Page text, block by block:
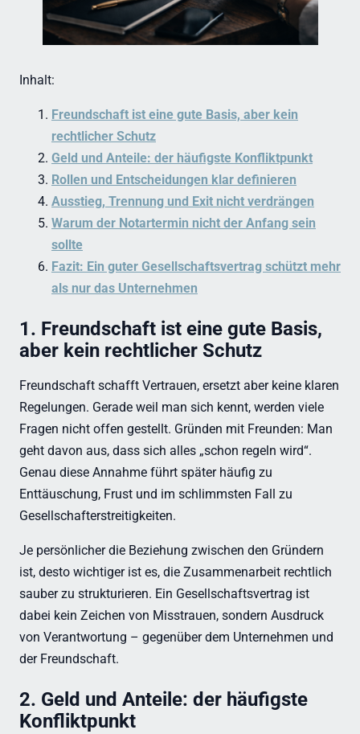
Inhalt:
Freundschaft ist eine gute Basis, aber kein
rechtlicher Schutz
Geld und Anteile: der häufigste Konfliktpunkt
Rollen und Entscheidungen klar definieren
Ausstieg, Trennung und Exit nicht verdrängen
Warum der Notartermin nicht der Anfang sein
sollte
Fazit: Ein guter Gesellschaftsvertrag schützt mehr
als nur das Unternehmen
1. Freundschaft ist eine gute Basis,
aber kein rechtlicher Schutz
Freundschaft schafft Vertrauen, ersetzt aber keine klaren
Regelungen. Gerade weil man sich kennt, werden viele
Fragen nicht offen gestellt. Gründen mit Freunden: Man
geht davon aus, dass sich alles „schon regeln wird“.
Genau diese Annahme führt später häufig zu
Enttäuschung, Frust und im schlimmsten Fall zu
Gesellschafterstreitigkeiten.
Je persönlicher die Beziehung zwischen den Gründern
ist, desto wichtiger ist es, die Zusammenarbeit rechtlich
sauber zu strukturieren. Ein Gesellschaftsvertrag ist
dabei kein Zeichen von Misstrauen, sondern Ausdruck
von Verantwortung – gegenüber dem Unternehmen und
der Freundschaft.
2. Geld und Anteile: der häufigste
Konfliktpunkt